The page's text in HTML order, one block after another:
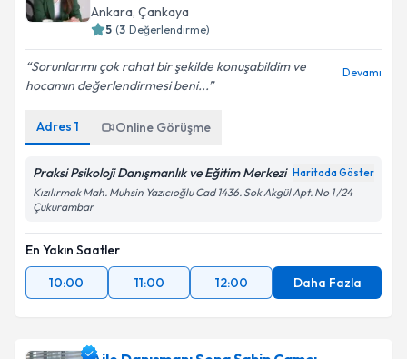
Ankara, Çankaya
( Değerlendirme)
Sorunlarımı çok rahat bir şekilde konuşabildim ve
hocamın değerlendirmesi beni...
Adres 1 Online Görüşme
Praksi Psikoloji Danışmanlık ve Eğitim Merkezi
Kızılırmak Mah. Muhsin Yazıcıoğlu Cad 1436. Sok Akgül Apt. No 1 /24
Çukurambar
En Yakın Saatler
10:00
11:00 12:00 Daha Fazla